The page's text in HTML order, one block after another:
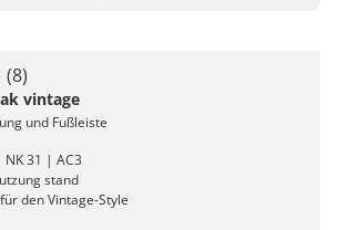
(8)
vintage
und Fußleiste
31 | AC3
stand
den Vintage-Style